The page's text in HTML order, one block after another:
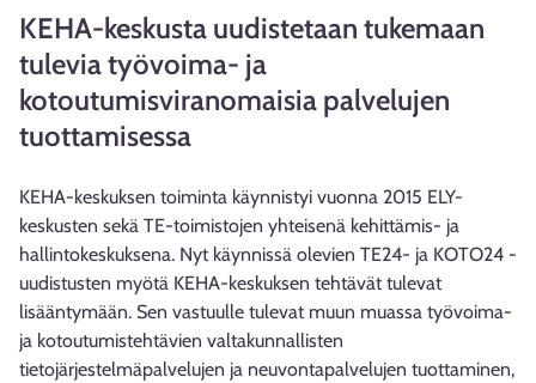
KEHA-keskusta uudistetaan tukemaan
tulevia työvoima- ja
kotoutumisviranomaisia palvelujen
tuottamisessa
KEHA-keskuksen toiminta käynnistyi vuonna 2015 ELY-
keskusten sekä TE-toimistojen yhteisenä kehittämis- ja
hallintokeskuksena. Nyt käynnissä olevien TE24- ja KOTO24 -
uudistusten myötä KEHA-keskuksen tehtävät tulevat
lisääntymään. Sen vastuulle tulevat muun muassa työvoima-
ja kotoutumistehtävien valtakunnallisten
tietojärjestelmäpalvelujen ja neuvontapalvelujen tuottaminen,